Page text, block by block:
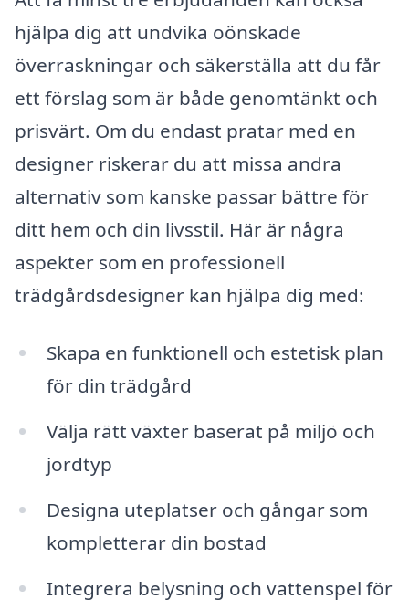
hjälpa dig att undvika oönskade
överraskningar och säkerställa att du får
ett förslag som är både genomtänkt och
prisvärt. Om du endast pratar med en
designer riskerar du att missa andra
alternativ som kanske passar bättre för
ditt hem och din livsstil. Här är några
aspekter som en professionell
trädgårdsdesigner kan hjälpa dig med:
Skapa en funktionell och estetisk plan
för din trädgård
Välja rätt växter baserat på miljö och
jordtyp
Designa uteplatser och gångar som
kompletterar din bostad
Integrera belysning och vattenspel för